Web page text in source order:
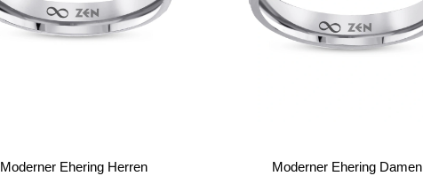
Moderner Ehering Herren Moderner Ehering Damen